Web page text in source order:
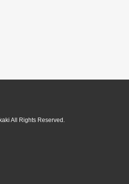
All Rights Reserved.